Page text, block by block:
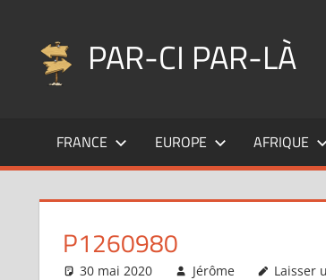
contenu
PAR-CI PAR-LÀ
fil
pérégrinations
FRANCE EUROPE AFRIQUE
P1260980
30 mai 2020 Jérôme Laisser